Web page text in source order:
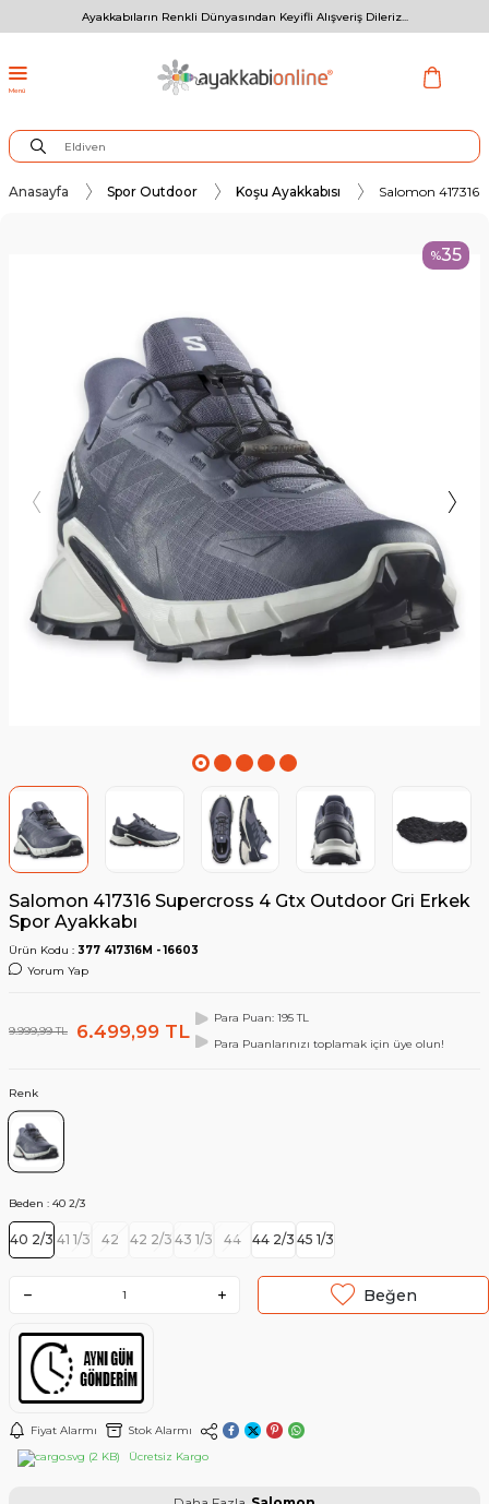
Ayakkabıların Renkli Dünyasından Keyifli Alışveriş Dileriz...
Menü
Anasayfa Spor Outdoor Koşu Ayakkabısı Salomon 417316
%35
Salomon 417316 Supercross 4 Gtx Outdoor Gri Erkek
Spor Ayakkabı
Ürün Kodu : 377 417316M - 16603
Yorum Yap
9.999,99TL 6.499,99 TL
Para Puan: 195 TL
Para Puanlarınızı toplamak için üye olun!
Renk
Beden : 40 2/3
40 2/3 41 1/3 42 42 2/3 43 1/3 44 44 2/3 45 1/3
Beğen
Fiyat Alarmı
Stok Alarmı
Ücretsiz Kargo